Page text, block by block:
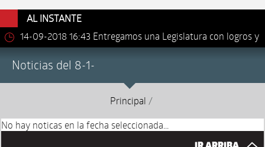
AL INSTANTE
14-09-2018 16:43 Entregamos una Legislatura con logros y
Noticias del 8-1-
Principal /
No hay noticas en la fecha seleccionada...